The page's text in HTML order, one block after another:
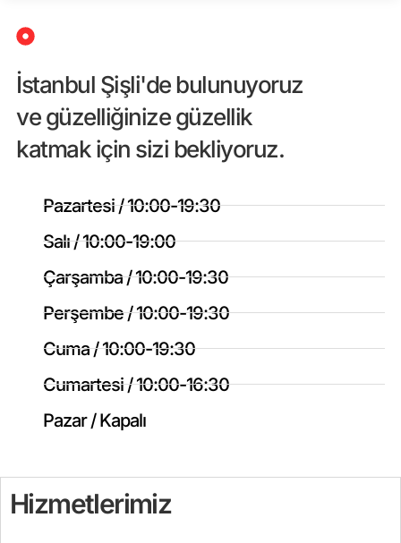
İstanbul Şişli'de bulunuyoruz
ve güzelliğinize güzellik
katmak için sizi bekliyoruz.
Pazartesi / 10:00-19:30
Salı / 10:00-19:00
Çarşamba / 10:00-19:30
Perşembe / 10:00-19:30
Cuma / 10:00-19:30
Cumartesi / 10:00-16:30
Pazar / Kapalı
Hizmetlerimiz